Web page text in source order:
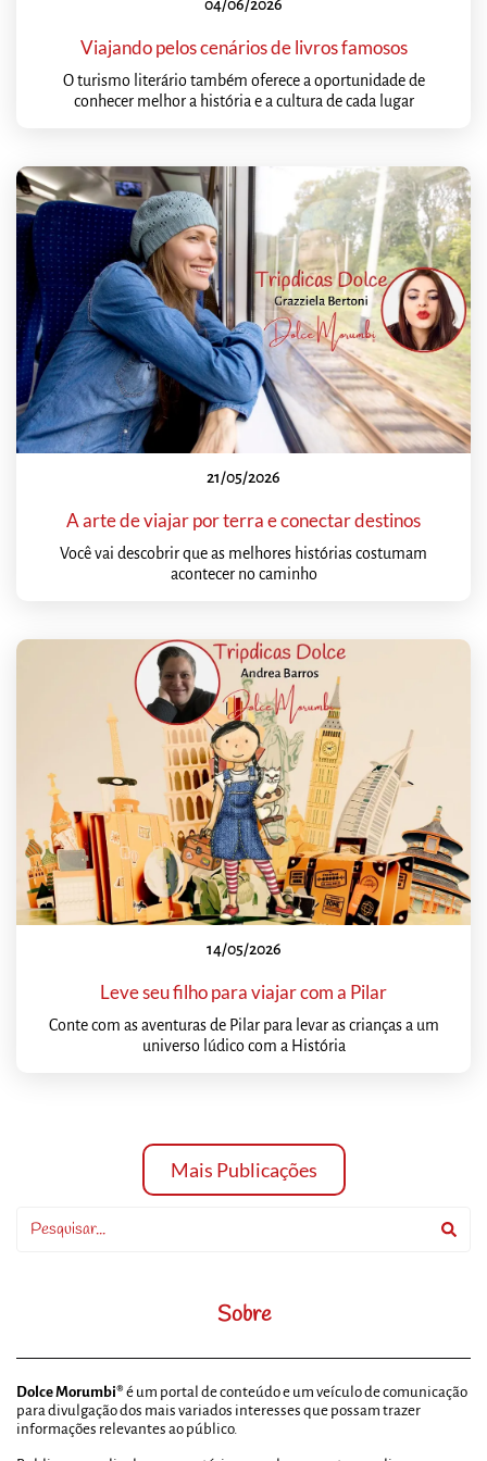
04/06/2026
Viajando pelos cenários de livros famosos
O turismo literário também oferece a oportunidade de
conhecer melhor a história e a cultura de cada lugar
21/05/2026
A arte de viajar por terra e conectar destinos
Você vai descobrir que as melhores histórias costumam
acontecer no caminho
14/05/2026
Leve seu filho para viajar com a Pilar
Conte com as aventuras de Pilar para levar as crianças a um
universo lúdico com a História
Mais Publicações
Sobre
Dolce Morumbi® é um portal de conteúdo e um veículo de comunicação
para divulgação dos mais variados interesses que possam trazer
informações relevantes ao público.